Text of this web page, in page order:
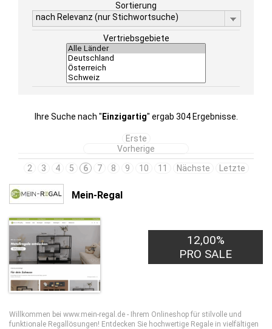
Sortierung
nach Relevanz (nur Stichwortsuche)
Vertriebsgebiete
Ihre Suche nach " Einzigartig" ergab 304 Ergebnisse.
Erste
Vorherige
2
3 4 5 6 7 8 9 10 11 Nächste Letzte
Mein-Regal
12,00%
PRO SALE
Willkommen bei www.mein-regal.de - Ihrem Onlineshop für stilvolle und
funktionale Regallösungen! Entdecken Sie hochwertige Regale in vielfältigen